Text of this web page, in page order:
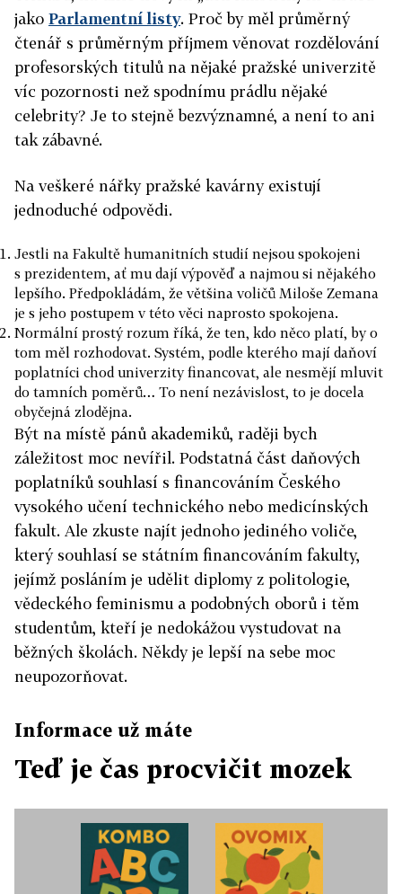
jako Parlamentní listy. Proč by měl průměrný
čtenář s průměrným příjmem věnovat rozdělování
profesorských titulů na nějaké pražské univerzitě
víc pozornosti než spodnímu prádlu nějaké
celebrity? Je to stejně bezvýznamné, a není to ani
tak zábavné.
Na veškeré nářky pražské kavárny existují
jednoduché odpovědi.
Jestli na Fakultě humanitních studií nejsou spokojeni
s prezidentem, ať mu dají výpověď a najmou si nějakého
lepšího. Předpokládám, že většina voličů Miloše Zemana
je s jeho postupem v této věci naprosto spokojena.
Normální prostý rozum říká, že ten, kdo něco platí, by o
tom měl rozhodovat. Systém, podle kterého mají daňoví
poplatníci chod univerzity financovat, ale nesmějí mluvit
do tamních poměrů… To není nezávislost, to je docela
obyčejná zlodějna.
Být na místě pánů akademiků, raději bych
záležitost moc nevířil. Podstatná část daňových
poplatníků souhlasí s financováním Českého
vysokého učení technického nebo medicínských
fakult. Ale zkuste najít jednoho jediného voliče,
který souhlasí se státním financováním fakulty,
jejímž posláním je udělit diplomy z politologie,
vědeckého feminismu a podobných oborů i těm
studentům, kteří je nedokážou vystudovat na
běžných školách. Někdy je lepší na sebe moc
neupozorňovat.
Informace už máte
Teď je čas procvičit mozek